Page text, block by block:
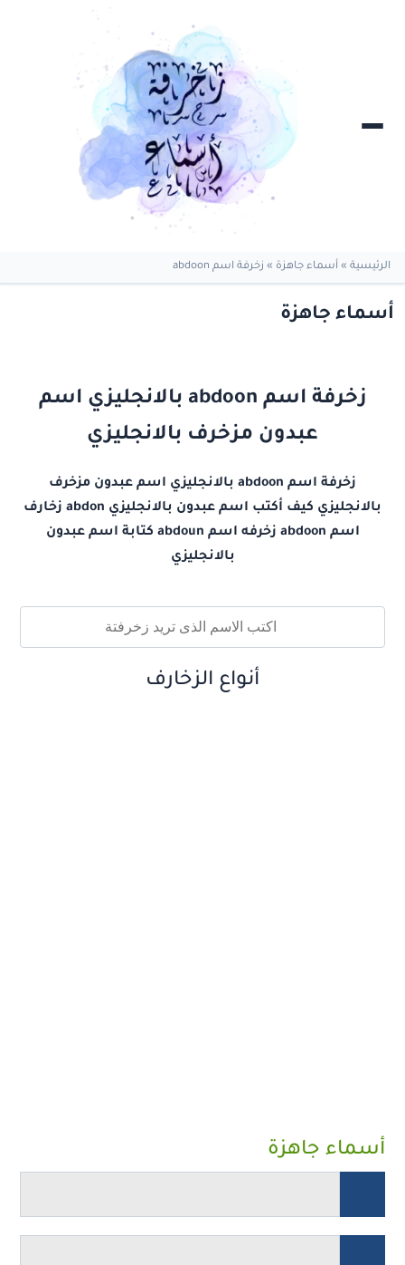
الرئيسية » أسماء جاهزة » زخرفة اسم abdoon
أسماء جاهزة
زخرفة اسم abdoon بالانجليزي اسم
عبدون مزخرف بالانجليزي
زخرفة اسم abdoon بالانجليزي اسم عبدون مزخرف
بالانجليزي كيف أكتب اسم عبدون بالانجليزي abdon زخارف
اسم abdoon زخرفه اسم abdoun كتابة اسم عبدون
بالانجليزي
أنواع الزخارف
أسماء جاهزة